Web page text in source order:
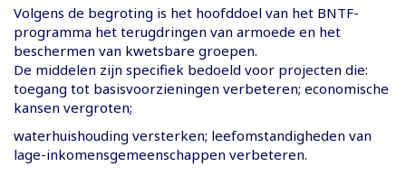
Volgens de begroting is het hoofddoel van het BNTF-
programma het terugdringen van armoede en het
beschermen van kwetsbare groepen.
De middelen zijn specifiek bedoeld voor projecten die:
toegang tot basisvoorzieningen verbeteren; economische
kansen vergroten;
waterhuishouding versterken; leefomstandigheden van
lage-inkomensgemeenschappen verbeteren.